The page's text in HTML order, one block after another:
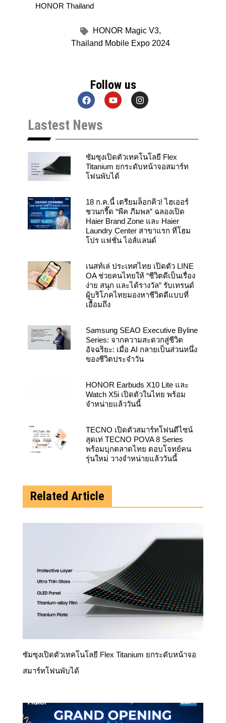
HONOR Thailand
HONOR Magic V3,
Thailand Mobile Expo 2024
Follow us
F
a
e
b
o
k
Y
o
b
I
n
g
a
m
Lastest News
ซัมซุงเปิดตัวเทคโนโลยี Flex
Titanium ยกระดับหน้าจอสมาร์ท
โฟนพับได้
18 ก.ค.นี้ เตรียมล็อกคิว! ไฮเออร์
ชวนกรี๊ด “พีค ภีมพล” ฉลองเปิด
Haier Brand Zone และ Haier
Laundry Center สาขาแรก ที่โฮม
โปร แฟชั่น ไอส์แลนด์
เนสท์เล่ ประเทศไทย เปิดตัว LINE
OA ช่วยคนไทยให้ “ชีวิตดีเป็นเรื่อง
ง่าย สนุก และได้รางวัล” รับเทรนด์
ผู้บริโภคไทยมองหาชีวิตดีแบบที่
เอื้อมถึง
Samsung SEAO Executive Byline
Series: จากความสะดวกสู่ชีวิต
อัจฉริยะ: เมื่อ AI กลายเป็นส่วนหนึ่ง
ของชีวิตประจำวัน
HONOR Earbuds X10 Lite และ
Watch X5i เปิดตัวในไทย พร้อม
จำหน่ายแล้ววันนี้
TECNO เปิดตัวสมาร์ทโฟนดีไซน์
สุดเท่ TECNO POVA 8 Series
พร้อมบุกตลาดไทย ตอบโจทย์คน
รุ่นใหม่ วางจำหน่ายแล้ววันนี้
Related Article
ซัมซุงเปิดตัวเทคโนโลยี Flex Titanium ยกระดับหน้าจอ
สมาร์ทโฟนพับได้